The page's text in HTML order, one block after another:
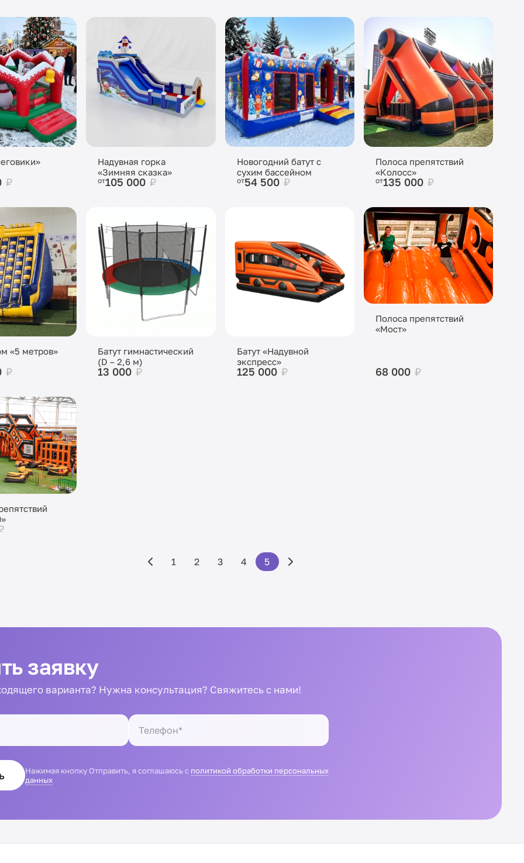
₽
Надувная горка
«Зимняя сказка»
от105 000 ₽
Новогодний батут с
сухим бассейном
от54 500 ₽
Полоса препятствий
«Колосс»
от135 000 ₽
«5 метров»
₽
Батут гимнастический
(D – 2,6 м)
13 000 ₽
Батут «Надувной
экспресс»
125 000 ₽
Полоса препятствий
«Мост»
68 000 ₽
1 2 3 4 5
заявку
варианта? Нужна консультация? Свяжитесь с нами!
Нажимая кнопку Отправить, я соглашаюсь с политикой обработки персональных
данных